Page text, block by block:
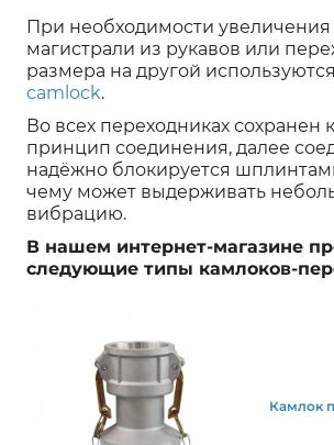
При необходимости
магистрали из рукавов или
размера на другой используются
camlock.
Во всех переходниках сохранен
принцип соединения, далее
надёжно блокируется
чему может выдерживать
вибрацию.
В нашем интернет-магазине
следующие типы камлоков-
Камлок